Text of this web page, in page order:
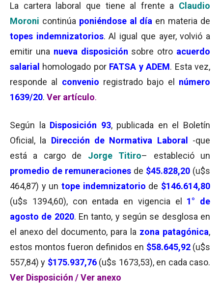
La cartera laboral que tiene al frente a Claudio
Moroni continúa poniéndose al día en materia de
topes indemnizatorios. Al igual que ayer, volvió a
emitir una nueva disposición sobre otro acuerdo
salarial
homologado por FATSA y ADEM. Esta vez,
responde al convenio registrado bajo el
número
1639/20. Ver artículo.
Según la Disposición 93, publicada en el Boletín
Oficial, la Dirección de Normativa Laboral
-que
está a cargo de
Jorge Titiro– estableció un
promedio de remuneraciones de $45.828,20 (u$s
464,87) y un tope indemnizatorio de $146.614,80
(u$s 1394,60), con entada en vigencia el 1° de
agosto de 2020. En tanto, y según se desglosa en
el anexo del documento, para la zona patagónica,
estos montos fueron definidos en $58.645,92(u$s
557,84) y $175.937,76(u$s 1673,53), en cada caso.
Ver Disposición /Ver anexo